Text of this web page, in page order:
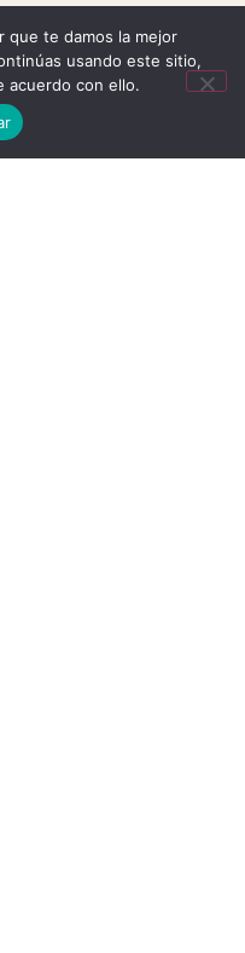
que te damos la mejor
usando este sitio,
acuerdo con ello.